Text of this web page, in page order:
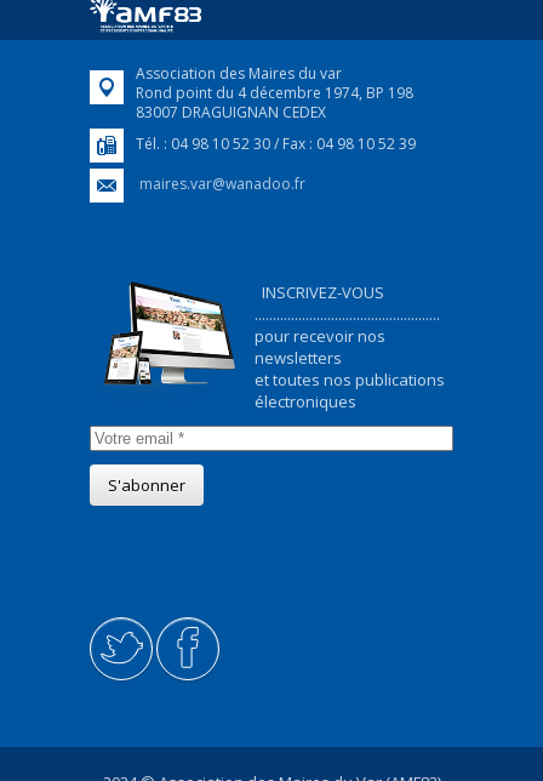
FEUILLETER
Association des Maires du var
Rond point du 4 décembre 1974, BP 198
83007 DRAGUIGNAN CEDEX
Tél. : 04 98 10 52 30 / Fax : 04 98 10 52 39
maires.var@wanadoo.fr
INSCRIVEZ-VOUS
...................................................
pour recevoir nos
newsletters
et toutes nos publications
électroniques